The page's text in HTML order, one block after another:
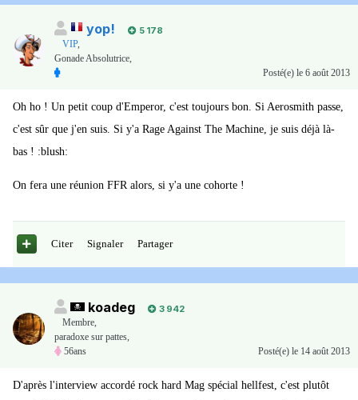
yop!
5 178
VIP,
Gonade Absolutrice,
Posté(e) le 6 août 2013
Oh ho ! Un petit coup d'Emperor, c'est toujours bon. Si Aerosmith passe,
c'est sûr que j'en suis. Si y'a Rage Against The Machine, je suis déjà là-
bas ! :blush:
On fera une réunion FFR alors, si y'a une cohorte !
Citer Signaler Partager
koadeg
3 942
Membre,
paradoxe sur pattes,
56ans
Posté(e) le 14 août 2013
D'après l'interview accordé rock hard Mag spécial hellfest, c'est plutôt